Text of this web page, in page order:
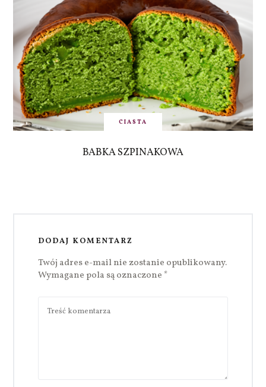
CIASTA
BABKA SZPINAKOWA
DODAJ KOMENTARZ
Twój adres e-mail nie zostanie opublikowany.
Wymagane pola są oznaczone *